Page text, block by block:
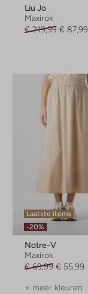
Liu Jo
Maxirok
€ 219,99 € 87,99
Laatste items
-20%
Notre-V
Maxirok
€ 69,99 € 55,99
+ meer kleuren